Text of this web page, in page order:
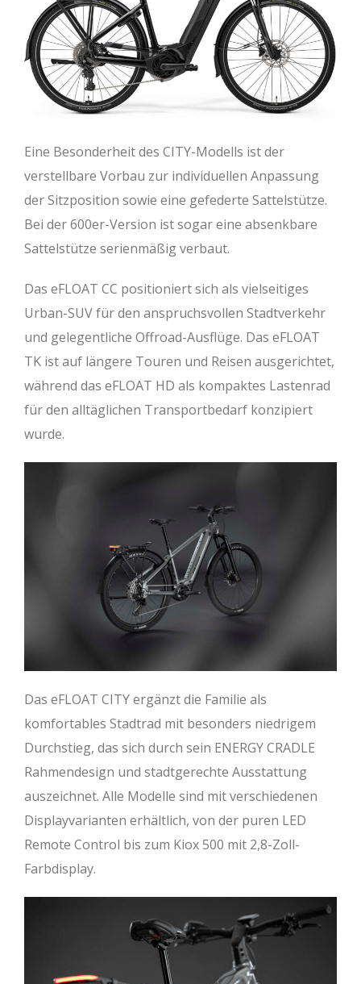
Eine Besonderheit des CITY-Modells ist der
verstellbare Vorbau zur individuellen Anpassung
der Sitzposition sowie eine gefederte Sattelstütze.
Bei der 600er-Version ist sogar eine absenkbare
Sattelstütze serienmäßig verbaut.
Das eFLOAT CC positioniert sich als vielseitiges
Urban-SUV für den anspruchsvollen Stadtverkehr
und gelegentliche Offroad-Ausflüge. Das eFLOAT
TK ist auf längere Touren und Reisen ausgerichtet,
während das eFLOAT HD als kompaktes Lastenrad
für den alltäglichen Transportbedarf konzipiert
wurde.
Das eFLOAT CITY ergänzt die Familie als
komfortables Stadtrad mit besonders niedrigem
Durchstieg, das sich durch sein ENERGY CRADLE
Rahmendesign und stadtgerechte Ausstattung
auszeichnet. Alle Modelle sind mit verschiedenen
Displayvarianten erhältlich, von der puren LED
Remote Control bis zum Kiox 500 mit 2,8-Zoll-
Farbdisplay.